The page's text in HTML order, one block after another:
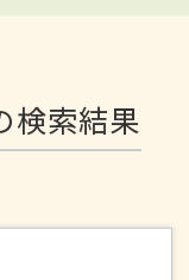
検索結果